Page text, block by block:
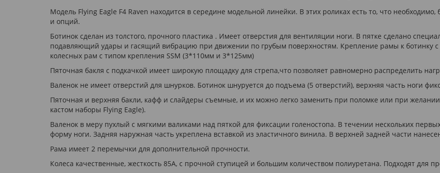
Модель Flying Eagle F4 Raven находится в середине модельной линейки. В этих роликах есть то, что
и опций.
Ботинок сделан из толстого, прочного пластика . Имеет отверстия для вентиляции ноги. В пятке сделано
подавляющий удары и гасящий вибрацию при движении по грубым поверхностям. Крепление рамы к ботинку с
колесных рам с типом крепления SSM (3*110мм и 3*125мм)
Пяточная бакля с подкачкой имеет широкую площадку для стрепа,что позволяет равномерно распределить
Валенок не имеет отверстий для шнурков. Ботинок шнуруется до подъема (5 отверстий), верхняя часть ноги
Пяточная и верхняя бакли, кафф и слайдеры съемные, и их можно легко заменить при поломке или при
кастом наборы Flying Eagle).
Валенок в меру пухлый с мягкими валиками над пяткой для фиксации голеностопа. В течении нескольких
форму ноги. Задняя наружная часть укреплена вставкой из эластичного винила. В верхней задней части
Рама имеет 2 перемычки для дополнительной прочности.
Колеса качественные, жесткость 85А, с прочной ступицей и большим количеством полиуретана. Подходят для